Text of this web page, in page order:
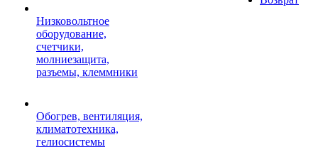
Низковольтное
оборудование,
счетчики,
молниезащита,
разъемы, клеммники
Обогрев, вентиляция,
климатотехника,
гелиосистемы